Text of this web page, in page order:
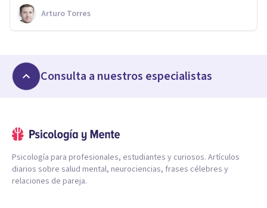
Arturo Torres
Consulta a nuestros especialistas
Psicología para profesionales, estudiantes y curiosos. Artículos
diarios sobre salud mental, neurociencias, frases célebres y
relaciones de pareja.